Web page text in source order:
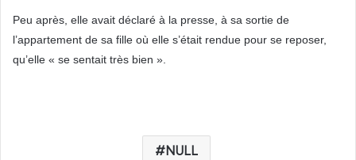
Peu après, elle avait déclaré à la presse, à sa sortie de
l’appartement de sa fille où elle s’était rendue pour se reposer,
qu’elle « se sentait très bien ».
NULL